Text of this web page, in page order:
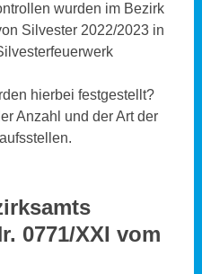
wurden im Bezirk
Silvester 2022/2023 in
hierbei festgestellt?
Anzahl und der Art der
0771/XXI vom